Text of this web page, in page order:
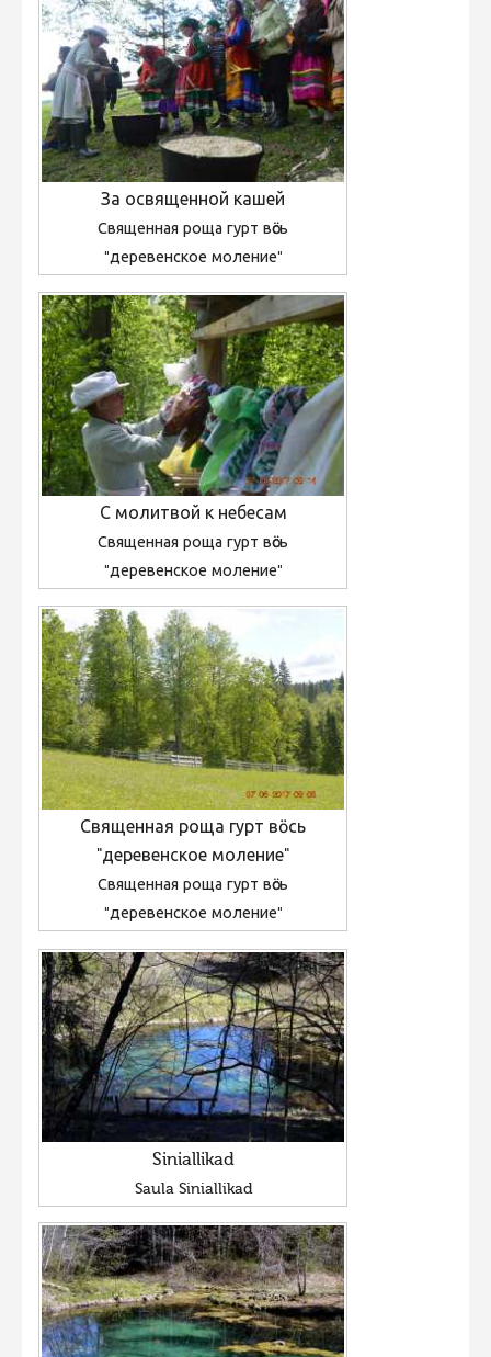
За освященной кашей
Священная роща гурт вӧсь
"деревенское моление"
С молитвой к небесам
Священная роща гурт вӧсь
"деревенское моление"
Священная роща гурт вӧсь
"деревенское моление"
Священная роща гурт вӧсь
"деревенское моление"
Siniallikad
Saula Siniallikad